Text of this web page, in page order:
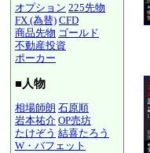
オプション 225先物
FX (為替) CFD
商品先物 ゴールド
不動産投資
ポーカー
■人物
相場師朗 石原順
岩本祐介 OP売坊
たけぞう 結喜たろう
W・バフェット